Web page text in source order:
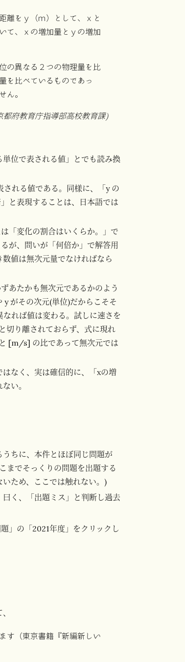
離をｙ（ｍ）として、ｘと
て、ｘの増加量とｙの増加
の異なる２つの物理量を比
を比べているものであっ
ん。
都府教育庁指導部高校教育課)
単位で表される値」とでも読み換
れる値である。同様に、「y の
と表現することは、日本語では
「変化の割合はいくらか。」で
が、問いが「何倍か」で解答用
値は無次元量でなければなら
あたかも無次元であるかのよう
がその次元(単位)だからこそそ
れば値は変わる。試しに速さを
切り離されておらず、式に現れ
[m/s] の比であって無次元では
なく、実は確信的に、「xの増
い。
ちに、本件とほぼ同じ問題が
までそっくりの問題を出題する
ため、ここでは触れない。)
く、「出題ミス」と判断し過去
」の「2021年度」をクリックし
す（東京書籍『新編新しい